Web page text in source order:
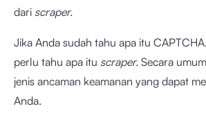
dari scraper.
Jika Anda sudah tahu apa itu
perlu tahu apa itu scraper. Secara
jenis ancaman keamanan yang dapat
Anda.